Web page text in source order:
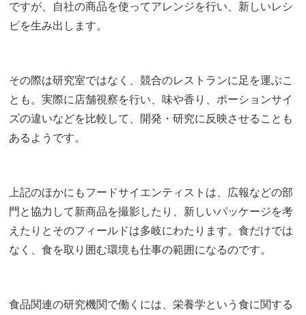
ですが、自社の商品を使ってアレンジを行い、新しいレシ
ピを生み出します。
その際は研究室ではなく、競合のレストランに足を運ぶこ
とも。実際に店舗視察を行い、味や香り、ポーションサイ
ズの違いなどを比較して、開発・研究に反映させることも
あるようです。
上記のほかにもフードサイエンティストは、広報などの部
門と協力して新商品を撮影したり、新しいパッケージを考
えたりとそのフィールドは多岐にわたります。食だけでは
なく、食を取り囲む環境も仕事の範囲になるのです。
食品関連の研究機関で働くには、栄養学という食に関する